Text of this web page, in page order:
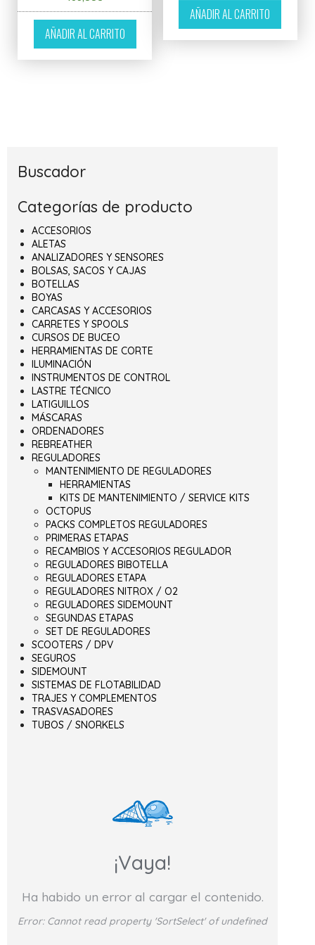
AÑADIR AL CARRITO
AÑADIR AL CARRITO
Buscador
Categorías de producto
ACCESORIOS
ALETAS
ANALIZADORES Y SENSORES
BOLSAS, SACOS Y CAJAS
BOTELLAS
BOYAS
CARCASAS Y ACCESORIOS
CARRETES Y SPOOLS
CURSOS DE BUCEO
HERRAMIENTAS DE CORTE
ILUMINACIÓN
INSTRUMENTOS DE CONTROL
LASTRE TÉCNICO
LATIGUILLOS
MÁSCARAS
ORDENADORES
REBREATHER
REGULADORES
MANTENIMIENTO DE REGULADORES
HERRAMIENTAS
KITS DE MANTENIMIENTO / SERVICE KITS
OCTOPUS
PACKS COMPLETOS REGULADORES
PRIMERAS ETAPAS
RECAMBIOS Y ACCESORIOS REGULADOR
REGULADORES BIBOTELLA
REGULADORES ETAPA
REGULADORES NITROX / O2
REGULADORES SIDEMOUNT
SEGUNDAS ETAPAS
SET DE REGULADORES
SCOOTERS / DPV
SEGUROS
SIDEMOUNT
SISTEMAS DE FLOTABILIDAD
TRAJES Y COMPLEMENTOS
TRASVASADORES
TUBOS / SNORKELS
¡Vaya!
Ha habido un error al cargar el contenido.
Error: Cannot read property 'SortSelect' of undefined